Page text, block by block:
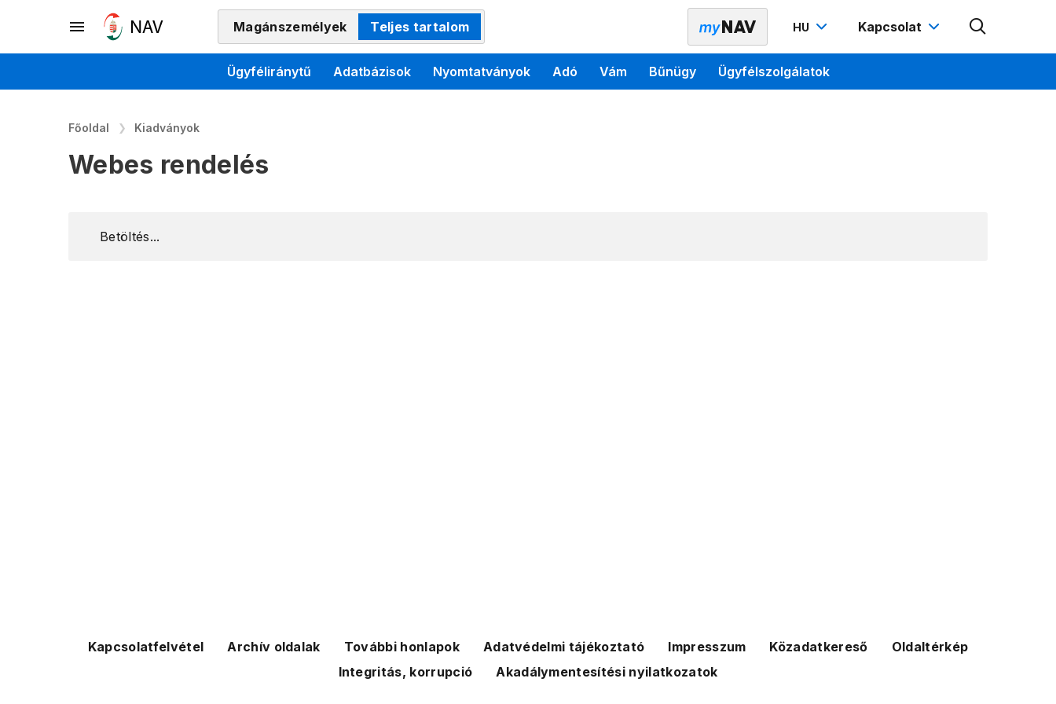
Magánszemélyek Teljes tartalom HU Kapcsolat
Ügyféliránytű Adatbázisok Nyomtatványok Adó Vám Bűnügy Ügyfélszolgálatok
Főoldal Kiadványok
Webes rendelés
Betöltés...
Kapcsolatfelvétel Archív oldalak További honlapok Adatvédelmi tájékoztató Impresszum Közadatkereső
Oldaltérkép
Integritás, korrupció
Akadálymentesítési nyilatkozatok